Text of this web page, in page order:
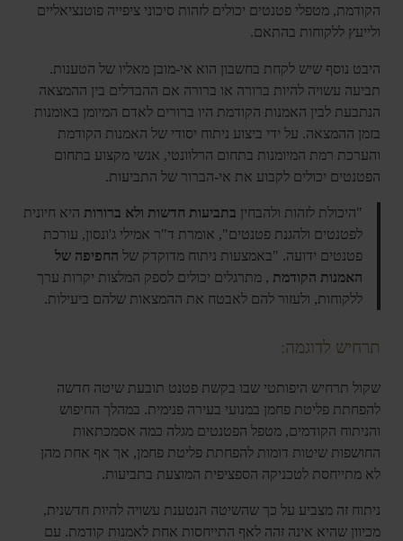
הקודמת, מטפלי פטנטים יכולים לזהות סיכוני ציפייה פוטנציאליים
ולייעץ ללקוחות בהתאם.
היבט נוסף שיש לקחת בחשבון הוא אי-מובן מאליו של הטענות.
תביעה עשויה להיות ברורה או ברורה אם ההבדלים בין ההמצאה
הנתבעת לבין האמנות הקודמת היו ברורים לאדם המיומן באומנות
בזמן ההמצאה. על ידי ביצוע ניתוח יסודי של האמנות הקודמת
והערכת רמת המיומנות בתחום הרלוונטי, אנשי מקצוע בתחום
הפטנטים יכולים לקבוע את אי-הברור של התביעות.
"היכולת לזהות ולהבחין בתביעות חדשות ולא ברורות היא חיונית
לפטנטים ולהגנת פטנטים", אומרת ד"ר אמילי ג'ונסון, עורכת
פטנטים ידועה. "באמצעות ניתוח מדוקדק של החפיפה של
האמנות הקודמת , מתרגלים יכולים לספק המלצות יקרות ערך
ללקוחות, ולעזור להם לאבטח את ההמצאות שלהם ביעילות.
תרחיש לדוגמה:
שקול תרחיש היפותטי שבו בקשת פטנט תובעת שיטה חדשה
להפחתת פליטת פחמן במנועי בעירה פנימית. במהלך החיפוש
והניתוח הקודמים, מטפל הפטנטים מגלה כמה אסמכתאות
החושפות שיטות דומות להפחתת פליטת פחמן, אך אף אחת מהן
לא מתייחסת לטכניקה הספציפית המוצעת בתביעות.
ניתוח זה מצביע על כך שהשיטה הנטענת עשויה להיות חדשנית,
מכיוון שהיא אינה זהה לאף התייחסות אחת לאמנות קודמת. עם